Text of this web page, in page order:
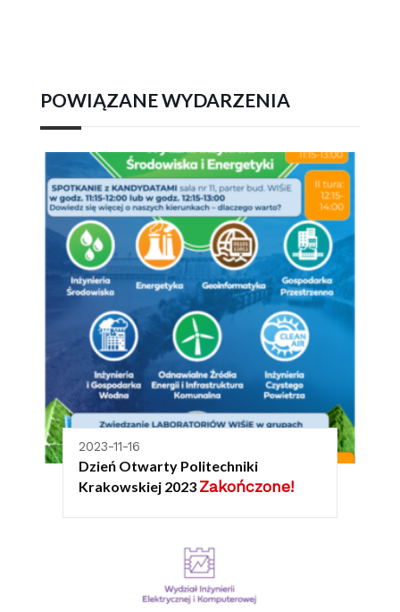
POWIĄZANE WYDARZENIA
2023-11-16
Dzień Otwarty Politechniki
Krakowskiej 2023 Zakończone!